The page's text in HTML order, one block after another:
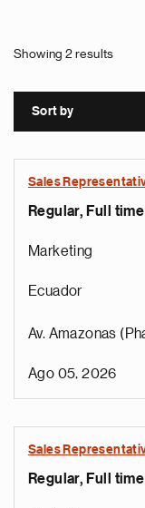
Showing 2 results
Sort by
Sales
Regular, Full time
Marketing
Ecuador
Av. Amazonas
Ago 05, 2026
Sales
Regular, Full time